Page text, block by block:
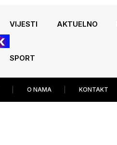
VIJESTI AKTUELNO
SPORT
O NAMA KONTAKT